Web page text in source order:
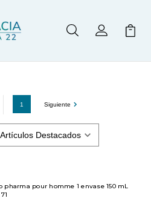
BuscarMi Cuenta
Mi
1 Siguiente
pharma pour homme 1 envase 150 mL